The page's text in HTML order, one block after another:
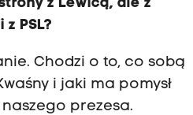
z Lewicą, ale z
PSL?
Chodzi o to, co sobą
i jaki ma pomysł
prezesa.